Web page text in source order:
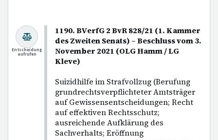
1190. BVerfG 2 BvR 828/21 (1. Kammer
des Zweiten Senats) – Beschluss vom 3.
November 2021 (OLG Hamm / LG
Kleve)
Suizidhilfe im Strafvollzug (Berufung
grundrechtsverpflichteter Amtsträger
auf Gewissensentscheidungen; Recht
auf effektiven Rechtsschutz;
ausreichende Aufklärung des
Sachverhalts; Eröffnung
Entscheidung
aufrufen